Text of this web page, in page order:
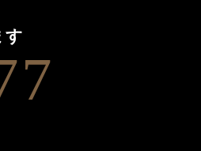
す